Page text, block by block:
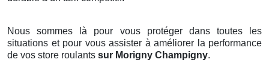
Nous sommes là pour vous protéger dans toutes les
situations et pour vous assister à améliorer la performance
de vos store roulants sur Morigny Champigny.